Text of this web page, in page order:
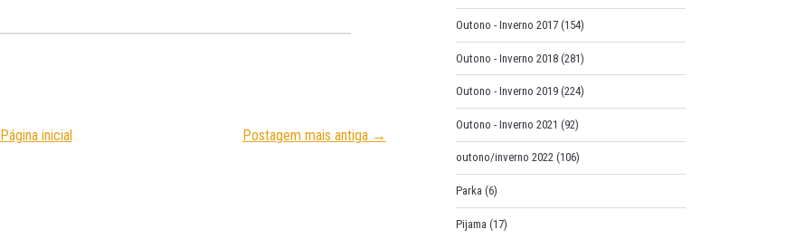
Postagem mais antiga →
Página inicial
Outono - Inverno 2017 (154)
Outono - Inverno 2018 (281)
Outono - Inverno 2019 (224)
Outono - Inverno 2021 (92)
outono/inverno 2022 (106)
Parka (6)
Pijama (17)